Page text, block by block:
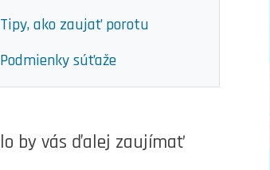
Tipy, ako zaujať porotu
Podmienky súťaže
by vás ďalej zaujímať